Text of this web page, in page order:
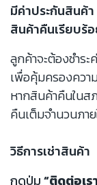
มีค่าประกันสินค้
สินค้าคืนเรียบร้
ลูกค้าจะต้องชำร
เพื่อคุ้มครองควา
หากสินค้าคืนในส
คืนเต็มจำนวนภา
วิธีการเช่าสินค้า
กดปุ่ม“ติดต่อเ